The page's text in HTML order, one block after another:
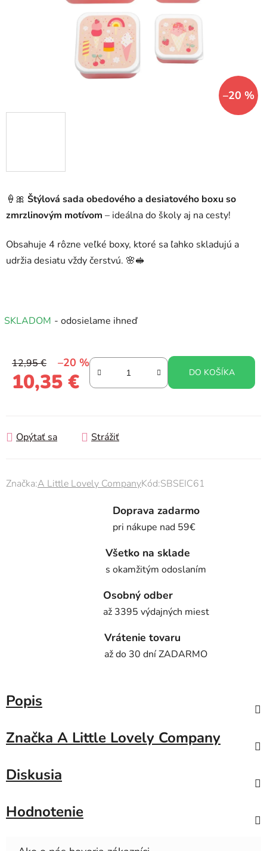
🍦🎀 Štýlová sada obedového a desiatového boxu so
zmrzlinovým motívom – ideálna do školy aj na cesty!
Obsahuje 4 rôzne veľké boxy, ktoré sa ľahko skladujú a
udržia desiatu vždy čerstvú. 🌸🥪
SKLADOM - odosielame ihneď
12,95 € –20 %
10,35 € DO KOŠÍKA
Opýtať sa Strážiť
Značka:A Little Lovely CompanyKód:SBSEIC61
–20 %
Doprava zadarmo
pri nákupe nad 59€
Všetko na sklade
s okamžitým odoslaním
Osobný odber
až 3395 výdajných miest
Vrátenie tovaru
až do 30 dní ZADARMO
Popis
Značka A Little Lovely Company
Diskusia
Hodnotenie